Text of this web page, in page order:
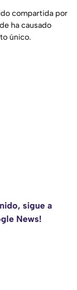
compartida por
ha causado
único.
sigue a
News!